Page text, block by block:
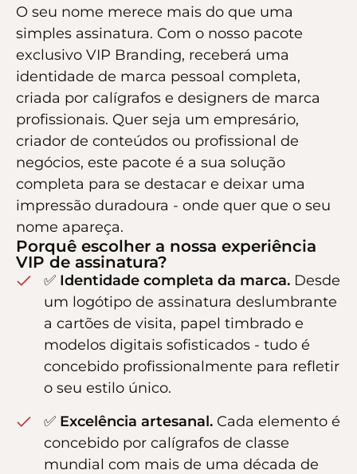
O seu nome merece mais do que uma
simples assinatura. Com o nosso pacote
exclusivo VIP Branding, receberá uma
identidade de marca pessoal completa,
criada por calígrafos e designers de marca
profissionais. Quer seja um empresário,
criador de conteúdos ou profissional de
negócios, este pacote é a sua solução
completa para se destacar e deixar uma
impressão duradoura - onde quer que o seu
nome apareça.
Porquê escolher a nossa experiência
VIP de assinatura?
✅ Identidade completa da marca. Desde
um logótipo de assinatura deslumbrante
a cartões de visita, papel timbrado e
modelos digitais sofisticados - tudo é
concebido profissionalmente para refletir
o seu estilo único.
✅ Excelência artesanal. Cada elemento é
concebido por calígrafos de classe
mundial com mais de uma década de